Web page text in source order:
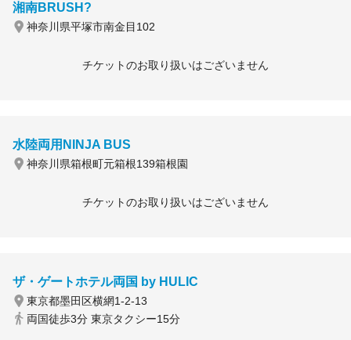
湘南BRUSH?
神奈川県平塚市南金目102
チケットのお取り扱いはございません
水陸両用NINJA BUS
神奈川県箱根町元箱根139箱根園
チケットのお取り扱いはございません
ザ・ゲートホテル両国 by HULIC
東京都墨田区横網1-2-13
両国徒歩3分 東京タクシー15分